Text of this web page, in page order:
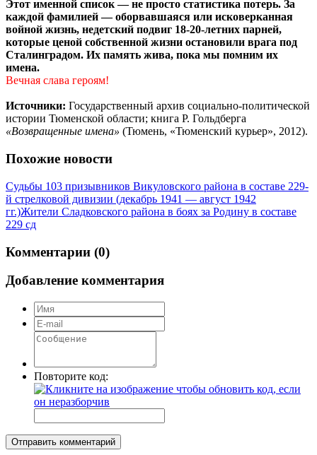
Этот именной список — не просто статистика потерь. За
каждой фамилией — оборвавшаяся или исковерканная
войной жизнь, недетский подвиг 18-20-летних парней,
которые ценой собственной жизни остановили врага под
Сталинградом. Их память жива, пока мы помним их
имена.
Вечная слава героям!
Источники: Государственный архив социально-политической
истории Тюменской области; книга Р. Гольдберга
«Возвращенные имена» (Тюмень, «Тюменский курьер», 2012).
Похожие новости
Судьбы 103 призывников Викуловского района в составе 229-
й стрелковой дивизии (декабрь 1941 — август 1942
гг.)Жители Сладковского района в боях за Родину в составе
229 сд
Комментарии (0)
Добавление комментария
Повторите код:
Отправить комментарий